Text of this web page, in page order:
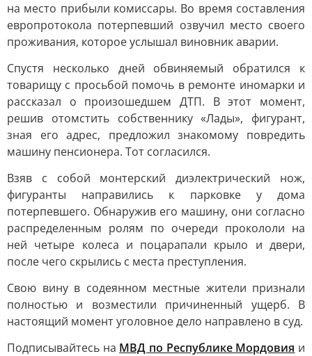
на место прибыли комиссары. Во время составления
европротокола потерпевший озвучил место своего
проживания, которое услышал виновник аварии.
Спустя несколько дней обвиняемый обратился к
товарищу с просьбой помочь в ремонте иномарки и
рассказал о произошедшем ДТП. В этот момент,
решив отомстить собственнику «Лады», фигурант,
зная его адрес, предложил знакомому повредить
машину пенсионера. Тот согласился.
Взяв с собой монтерский диэлектрический нож,
фигуранты направились к парковке у дома
потерпевшего. Обнаружив его машину, они согласно
распределенным ролям по очереди прокололи на
ней четыре колеса и поцарапали крыло и двери,
после чего скрылись с места преступления.
Свою вину в содеянном местные жители признали
полностью и возместили причиненный ущерб. В
настоящий момент уголовное дело направлено в суд.
Подписывайтесь на МВД по Республике Мордовия и